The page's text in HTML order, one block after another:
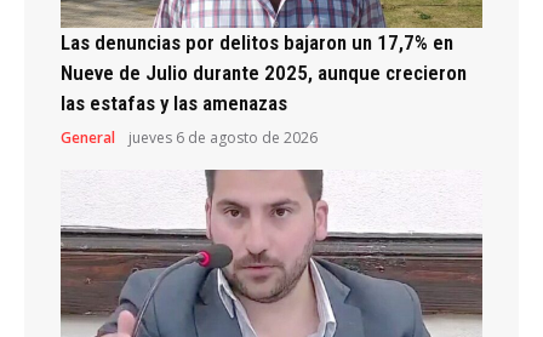
Las denuncias por delitos bajaron un 17,7% en
Nueve de Julio durante 2025, aunque crecieron
las estafas y las amenazas
General jueves 6 de agosto de 2026